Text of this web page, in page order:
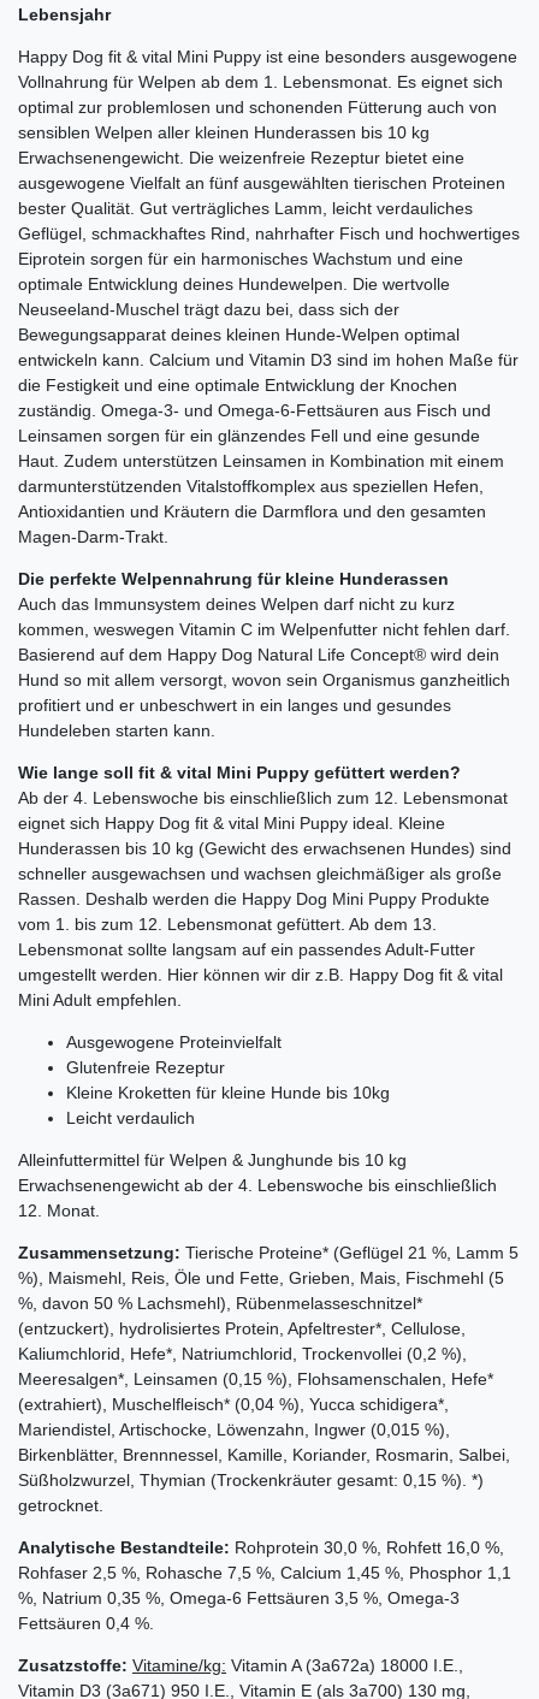
Lebensjahr
Happy Dog fit & vital Mini Puppy ist eine besonders ausgewogene
Vollnahrung für Welpen ab dem 1. Lebensmonat. Es eignet sich
optimal zur problemlosen und schonenden Fütterung auch von
sensiblen Welpen aller kleinen Hunderassen bis 10 kg
Erwachsenengewicht. Die weizenfreie Rezeptur bietet eine
ausgewogene Vielfalt an fünf ausgewählten tierischen Proteinen
bester Qualität. Gut verträgliches Lamm, leicht verdauliches
Geflügel, schmackhaftes Rind, nahrhafter Fisch und hochwertiges
Eiprotein sorgen für ein harmonisches Wachstum und eine
optimale Entwicklung deines Hundewelpen. Die wertvolle
Neuseeland-Muschel trägt dazu bei, dass sich der
Bewegungsapparat deines kleinen Hunde-Welpen optimal
entwickeln kann. Calcium und Vitamin D3 sind im hohen Maße für
die Festigkeit und eine optimale Entwicklung der Knochen
zuständig. Omega-3- und Omega-6-Fettsäuren aus Fisch und
Leinsamen sorgen für ein glänzendes Fell und eine gesunde
Haut. Zudem unterstützen Leinsamen in Kombination mit einem
darmunterstützenden Vitalstoffkomplex aus speziellen Hefen,
Antioxidantien und Kräutern die Darmflora und den gesamten
Magen-Darm-Trakt.
Die perfekte Welpennahrung für kleine Hunderassen
Auch das Immunsystem deines Welpen darf nicht zu kurz
kommen, weswegen Vitamin C im Welpenfutter nicht fehlen darf.
Basierend auf dem Happy Dog Natural Life Concept® wird dein
Hund so mit allem versorgt, wovon sein Organismus ganzheitlich
profitiert und er unbeschwert in ein langes und gesundes
Hundeleben starten kann.
Wie lange soll fit & vital Mini Puppy gefüttert werden?
Ab der 4. Lebenswoche bis einschließlich zum 12. Lebensmonat
eignet sich Happy Dog fit & vital Mini Puppy ideal. Kleine
Hunderassen bis 10 kg (Gewicht des erwachsenen Hundes) sind
schneller ausgewachsen und wachsen gleichmäßiger als große
Rassen. Deshalb werden die Happy Dog Mini Puppy Produkte
vom 1. bis zum 12. Lebensmonat gefüttert. Ab dem 13.
Lebensmonat sollte langsam auf ein passendes Adult-Futter
umgestellt werden. Hier können wir dir z.B. Happy Dog fit & vital
Mini Adult empfehlen.
Ausgewogene Proteinvielfalt
Glutenfreie Rezeptur
Kleine Kroketten für kleine Hunde bis 10kg
Leicht verdaulich
Alleinfuttermittel für Welpen & Junghunde bis 10 kg
Erwachsenengewicht ab der 4. Lebenswoche bis einschließlich
12. Monat.
Zusammensetzung: Tierische Proteine* (Geflügel 21 %, Lamm 5
%), Maismehl, Reis, Öle und Fette, Grieben, Mais, Fischmehl (5
%, davon 50 % Lachsmehl), Rübenmelasseschnitzel*
(entzuckert), hydrolisiertes Protein, Apfeltrester*, Cellulose,
Kaliumchlorid, Hefe*, Natriumchlorid, Trockenvollei (0,2 %),
Meeresalgen*, Leinsamen (0,15 %), Flohsamenschalen, Hefe*
(extrahiert), Muschelfleisch* (0,04 %), Yucca schidigera*,
Mariendistel, Artischocke, Löwenzahn, Ingwer (0,015 %),
Birkenblätter, Brennnessel, Kamille, Koriander, Rosmarin, Salbei,
Süßholzwurzel, Thymian (Trockenkräuter gesamt: 0,15 %). *)
getrocknet.
Analytische Bestandteile: Rohprotein 30,0 %, Rohfett 16,0 %,
Rohfaser 2,5 %, Rohasche 7,5 %, Calcium 1,45 %, Phosphor 1,1
%, Natrium 0,35 %, Omega-6 Fettsäuren 3,5 %, Omega-3
Fettsäuren 0,4 %.
Zusatzstoffe: Vitamine/kg: Vitamin A (3a672a) 18000 I.E.,
Vitamin D3 (3a671) 950 I.E., Vitamin E (als 3a700) 130 mg,